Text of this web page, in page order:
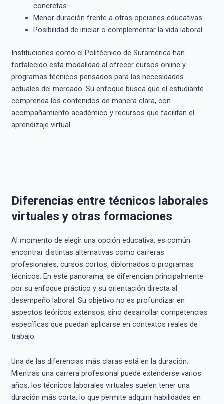
concretas.
Menor duración frente a otras opciones educativas.
Posibilidad de iniciar o complementar la vida laboral.
Instituciones como el Politécnico de Suramérica han
fortalecido esta modalidad al ofrecer cursos online y
programas técnicos pensados para las necesidades
actuales del mercado. Su enfoque busca que el estudiante
comprenda los contenidos de manera clara, con
acompañamiento académico y recursos que facilitan el
aprendizaje virtual.
Diferencias entre técnicos laborales
virtuales y otras formaciones
Al momento de elegir una opción educativa, es común
encontrar distintas alternativas como carreras
profesionales, cursos cortos, diplomados o programas
técnicos. En este panorama, se diferencian principalmente
por su enfoque práctico y su orientación directa al
desempeño laboral. Su objetivo no es profundizar en
aspectos teóricos extensos, sino desarrollar competencias
específicas que puedan aplicarse en contextos reales de
trabajo.
Una de las diferencias más claras está en la duración.
Mientras una carrera profesional puede extenderse varios
años, los técnicos laborales virtuales suelen tener una
duración más corta, lo que permite adquirir habilidades en